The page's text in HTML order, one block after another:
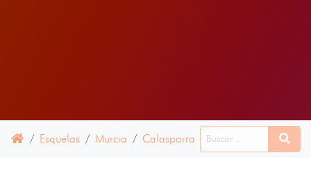
Esquelas Murcia Calasparra 15 JUNIO 2024